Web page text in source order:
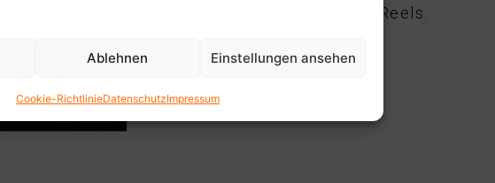
Ablehnen Einstellungen ansehen
Cookie-RichtlinieDatenschutzImpressum
produzierten und emotionalen Reels.